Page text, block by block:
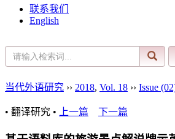
联系我们
English
当代外语研究 ›› 2018, Vol. 18 ›› Issue
• 翻译研究 • 上一篇 下一篇